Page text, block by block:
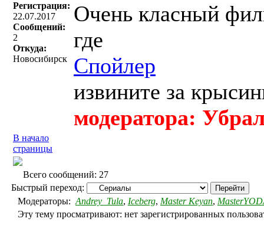
Регистрация:
22.07.2017
Сообщений:
2
Откуда:
Новосибирск
Очень класный
где
Спойлер
извините за
модератора:
В начало
страницы
Всего сообщений: 27
Быстрый переход:
Модераторы: Andrey_Tula, Iceberg, Master Keyan,
Эту тему просматривают: нет зарегистрированных